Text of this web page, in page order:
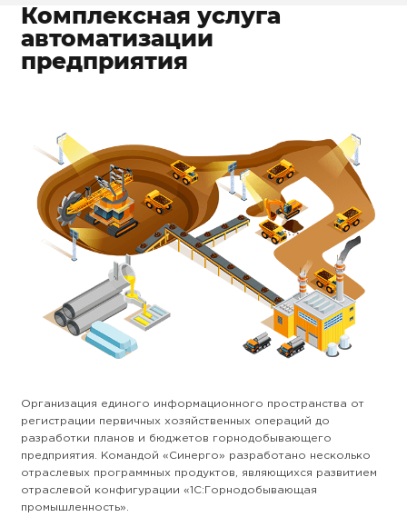
Комплексная услуга
автоматизации
предприятия
Организация единого информационного пространства от
регистрации первичных хозяйственных операций до
разработки планов и бюджетов горнодобывающего
предприятия. Командой «Синерго» разработано несколько
отраслевых программных продуктов, являющихся развитием
отраслевой конфигурации «1С:Горнодобывающая
промышленность».